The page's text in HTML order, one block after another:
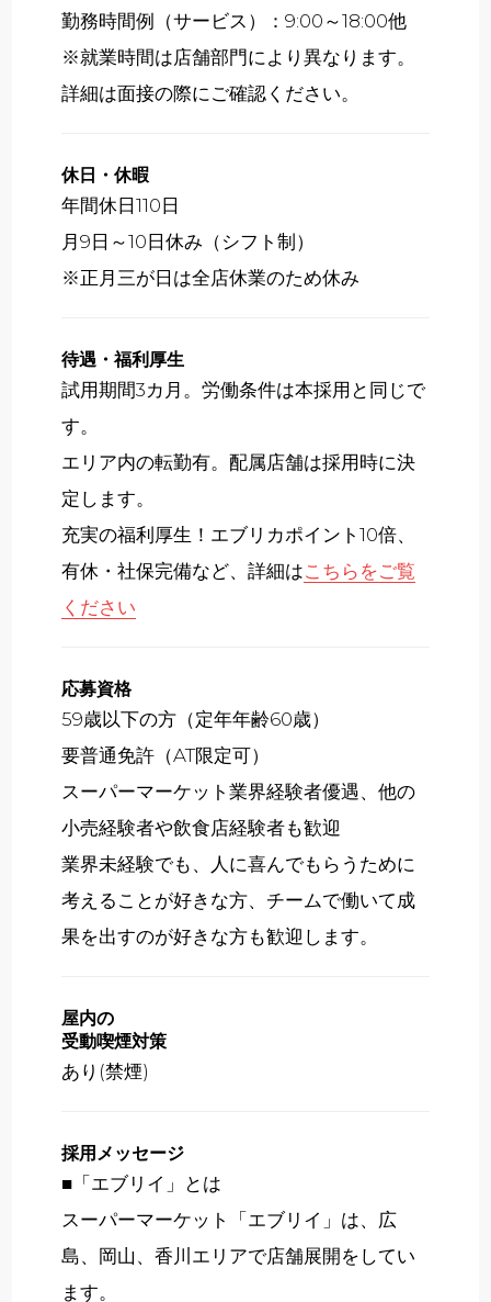
勤務時間例（サービス）：9:00～18:00他
※就業時間は店舗部門により異なります。
詳細は面接の際にご確認ください。
休日・休暇
年間休日110日
月9日～10日休み（シフト制）
※正月三が日は全店休業のため休み
待遇・福利厚生
試用期間3カ月。労働条件は本採用と同じで
す。
エリア内の転勤有。配属店舗は採用時に決
定します。
充実の福利厚生！エブリカポイント10倍、
有休・社保完備など、詳細はこちらをご覧
ください
応募資格
59歳以下の方（定年年齢60歳）
要普通免許（AT限定可）
スーパーマーケット業界経験者優遇、他の
小売経験者や飲食店経験者も歓迎
業界未経験でも、人に喜んでもらうために
考えることが好きな方、チームで働いて成
果を出すのが好きな方も歓迎します。
屋内の
受動喫煙対策
あり(禁煙)
採用メッセージ
■「エブリイ」とは
スーパーマーケット「エブリイ」は、広
島、岡山、香川エリアで店舗展開をしてい
ます。